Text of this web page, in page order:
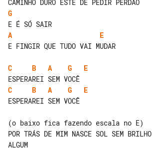
G
A
E
E FINGIR QUE TUDO VAI MUDAR
C B A G
E
C
B A G
E
ESPERAREI SEM VOCÊ
(o baixo fica fazendo escala no E)
POR TRÁS DE MIM NASCE SOL SEM BRILHO